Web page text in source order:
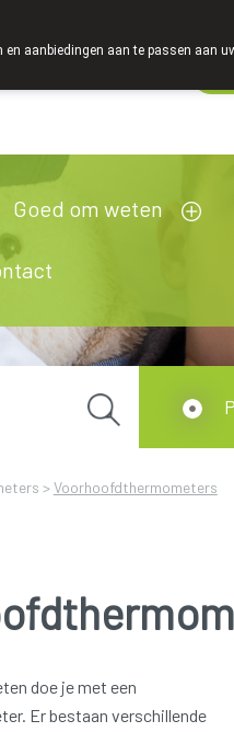
Goed om weten
>Voorhoofdthermometers
doe je met een
Er bestaan verschillende
aanbiedingen aan te passen aan